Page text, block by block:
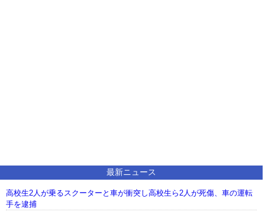
最新ニュース
高校生2人が乗るスクーターと車が衝突し高校生ら2人が死傷、車の運転
手を逮捕